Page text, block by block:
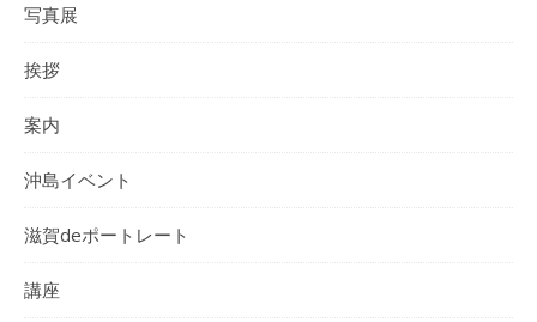
写真展
挨拶
案内
沖島イベント
滋賀deポートレート
講座